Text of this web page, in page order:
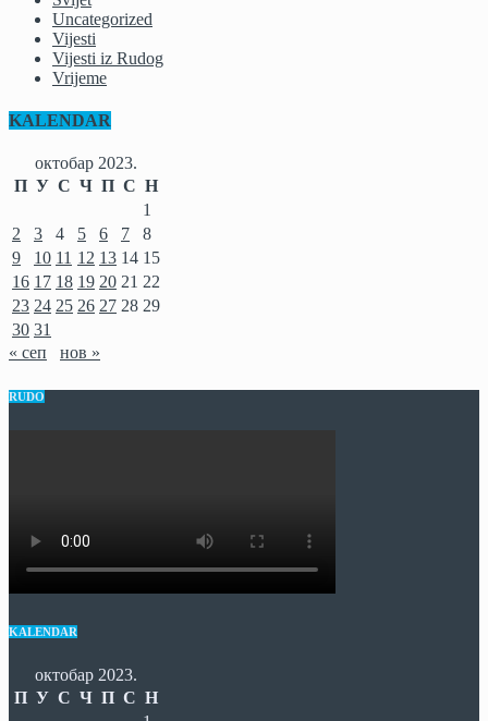
Uncategorized
Vijesti
Vijesti iz Rudog
Vrijeme
KALENDAR
октобар 2023.
П У С Ч П С Н
1
2
3 4 5 6 7
8
9
10 11 12 13 14 15
16 17 18 19 20 21 22
23 24 25 26 27 28 29
30 31
« сеп
нов »
RUDO
KALENDAR
октобар 2023.
П У С Ч П С Н